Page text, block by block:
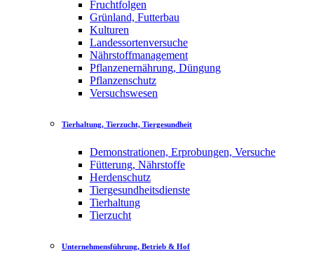
Fruchtfolgen
Grünland, Futterbau
Kulturen
Landessortenversuche
Nährstoffmanagement
Pflanzenernährung, Düngung
Pflanzenschutz
Versuchswesen
Tierhaltung, Tierzucht, Tiergesundheit
Demonstrationen, Erprobungen, Versuche
Fütterung, Nährstoffe
Herdenschutz
Tiergesundheitsdienste
Tierhaltung
Tierzucht
Unternehmensführung, Betrieb & Hof